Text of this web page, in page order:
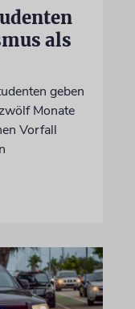
als
geben
Monate
Vorfall